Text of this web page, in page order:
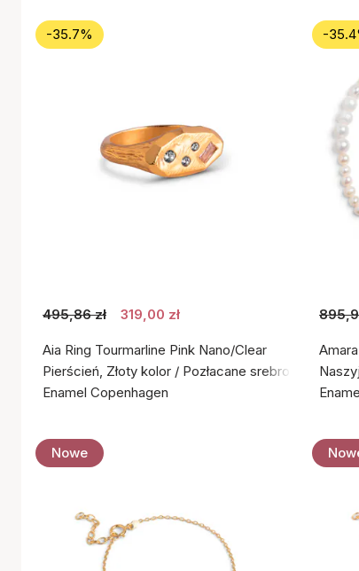
-35.7%
495,86 zł 319,00 zł
Aia Ring Tourmarline Pink Nano/Clear
Pierścień, Złoty kolor / Pozłacane srebro próby 925
Enamel Copenhagen
-
Nowe